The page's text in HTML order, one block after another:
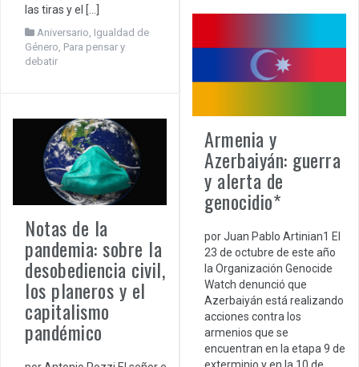
las tiras y el […]
Aniversario, Igualdad de
Género, Para pensar y
debatir
Armenia y
Azerbaiyán: guerra
y alerta de
genocidio*
por Juan Pablo Artinian1 El
23 de octubre de este año
la Organización Genocide
Watch denunció que
Azerbaiyán está realizando
acciones contra los
armenios que se
encuentran en la etapa 9 de
exterminio y en la 10 de
Notas de la
pandemia: sobre la
desobediencia civil,
los planeros y el
capitalismo
pandémico